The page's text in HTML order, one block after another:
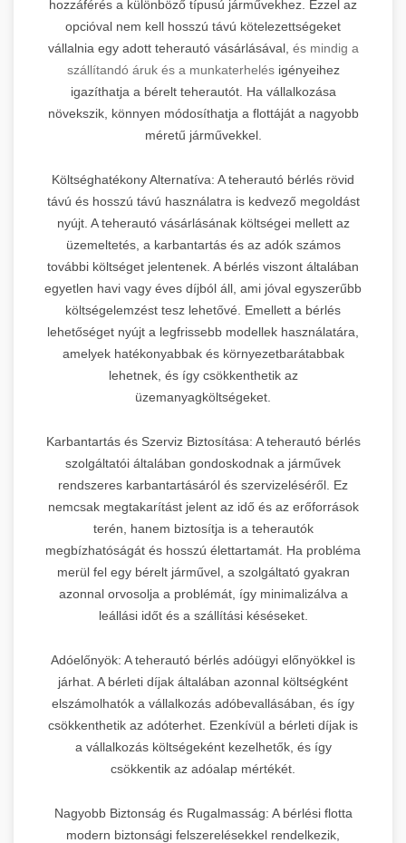
hozzáférés a különböző típusú járművekhez. Ezzel az
opcióval nem kell hosszú távú kötelezettségeket
vállalnia egy adott teherautó vásárlásával, és mindig a
szállítandó áruk és a munkaterhelésigényeihez
igazíthatja a bérelt teherautót. Ha vállalkozása
növekszik, könnyen módosíthatja a flottáját a nagyobb
méretű járművekkel.
Költséghatékony Alternatíva: A teherautó bérlés rövid
távú és hosszú távú használatra is kedvező megoldást
nyújt. A teherautó vásárlásának költségei mellett az
üzemeltetés, a karbantartás és az adók számos
további költséget jelentenek. A bérlés viszont általában
egyetlen havi vagy éves díjból áll, ami jóval egyszerűbb
költségelemzést tesz lehetővé. Emellett a bérlés
lehetőséget nyújt a legfrissebb modellek használatára,
amelyek hatékonyabbak és környezetbarátabbak
lehetnek, és így csökkenthetik az
üzemanyagköltségeket.
Karbantartás és Szerviz Biztosítása: A teherautó bérlés
szolgáltatói általában gondoskodnak a járművek
rendszeres karbantartásáról és szervizeléséről. Ez
nemcsak megtakarítást jelent az idő és az erőforrások
terén, hanem biztosítja is a teherautók
megbízhatóságát és hosszú élettartamát. Ha probléma
merül fel egy bérelt járművel, a szolgáltató gyakran
azonnal orvosolja a problémát, így minimalizálva a
leállási időt és a szállítási késéseket.
Adóelőnyök: A teherautó bérlés adóügyi előnyökkel is
járhat. A bérleti díjak általában azonnal költségként
elszámolhatók a vállalkozás adóbevallásában, és így
csökkenthetik az adóterhet. Ezenkívül a bérleti díjak is
a vállalkozás költségeként kezelhetők, és így
csökkentik az adóalap mértékét.
Nagyobb Biztonság és Rugalmasság: A bérlési flotta
modern biztonsági felszerelésekkel rendelkezik,